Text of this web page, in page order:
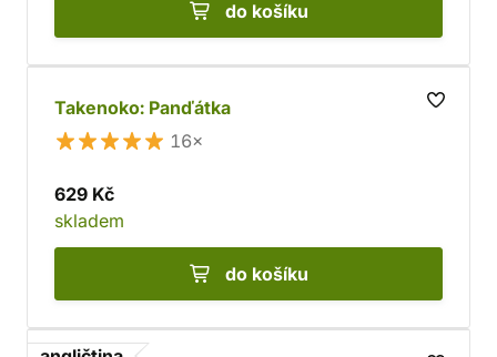
do košíku
Takenoko: Panďátka
16×
629 Kč
skladem
do košíku